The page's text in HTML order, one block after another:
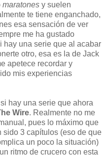
maratones y suelen
te tiene enganchado,
esa sensación de ver
me ha gustado
hay una serie que al acabar
otro, esa es la de Jack
apetece recordar y
mis experiencias
hay una serie que ahora
Wire. Realmente no me
pues lo máximo que
sido 3 capítulos (eso de que
un poco la situación)
ritmo de crucero con esta